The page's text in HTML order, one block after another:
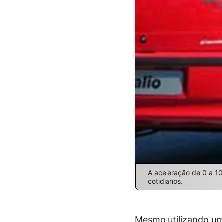
A aceleração de 0 a
cotidianos.
Mesmo utilizando